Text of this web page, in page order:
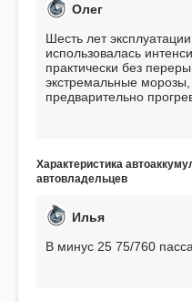
Олег
Шесть лет
использовалась
практически без
экстремальные
предварительно
использования не
EFB 75. Судя по
превосходит
Характеристика
автовладельцев
Илья
В минус 25 75/760